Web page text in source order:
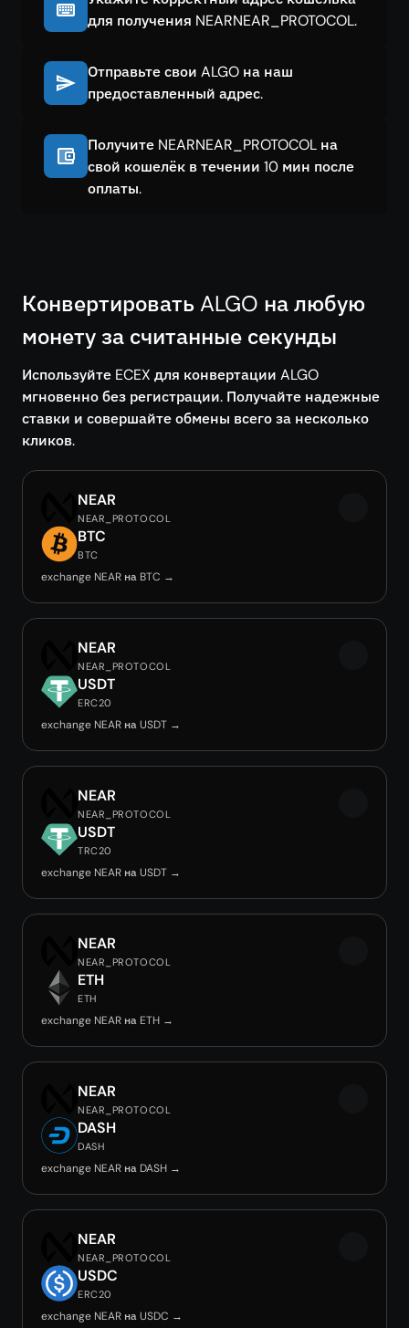
для получения NEARNEAR_PROTOCOL.
Отправьте свои ALGO на наш
предоставленный адрес.
Получите NEARNEAR_PROTOCOL на
свой кошелёк в течении 10 мин после
оплаты.
Конвертировать ALGO на любую
монету за считанные секунды
Используйте ECEX для конвертации ALGO
мгновенно без регистрации. Получайте надежные
ставки и совершайте обмены всего за несколько
кликов.
NEAR
NEAR_PROTOCOL
BTC
BTC
exchange NEAR на BTC →
NEAR
NEAR_PROTOCOL
USDT
ERC20
exchange NEAR на USDT →
NEAR
NEAR_PROTOCOL
USDT
TRC20
exchange NEAR на USDT →
NEAR
NEAR_PROTOCOL
ETH
ETH
exchange NEAR на ETH →
NEAR
NEAR_PROTOCOL
DASH
DASH
exchange NEAR на DASH →
NEAR
NEAR_PROTOCOL
USDC
ERC20
exchange NEAR на USDC →